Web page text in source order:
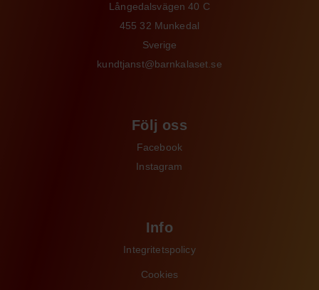
Långedalsvägen 40 C
455 32 Munkedal
Sverige
kundtjanst@barnkalaset.se
Följ oss
Facebook
Instagram
Info
Integritetspolicy
Cookies